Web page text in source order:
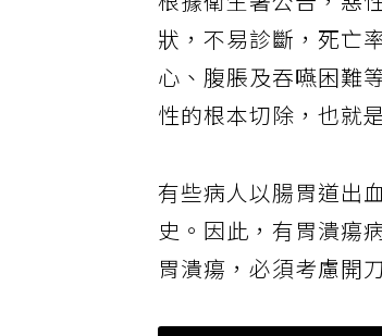
根據衛生署公告，惡
狀，不易診斷，死亡
心、腹脹及吞嚥困難
性的根本切除，也就
有些病人以腸胃道出
史。因此，有胃潰瘍
胃潰瘍，必須考慮開